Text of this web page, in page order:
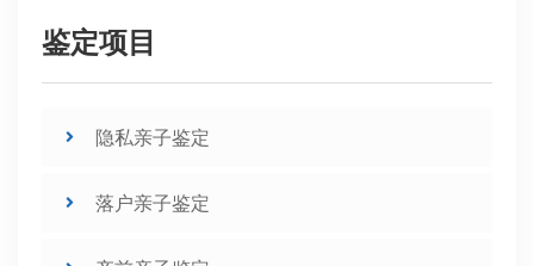
鉴定项目
隐私亲子鉴定
落户亲子鉴定